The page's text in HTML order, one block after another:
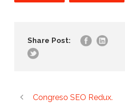
Share Post:
Congreso SEO Redux.